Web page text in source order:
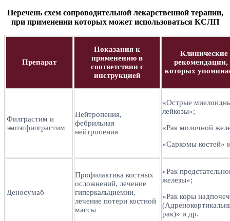
Перечень схем сопроводительной лекарственной терапии,
при применении которых может использоваться КСЛП
Препарат
Показания к
применению в
соответствии с
инструкцией
Клинические
рекомендации,
которых
Филграстим и
эмпэгфилграстим
Нейтропения,
фебрильная
нейтропения
«Острые
лейкозы»;
«Рак молочной
«Саркомы костей»
Деносумаб
Профилактика костных
осложнений, лечение
гиперкальциемии,
лечение потери костной
массы
«Рак
железы»;
«Рак коры
рак)» и др.